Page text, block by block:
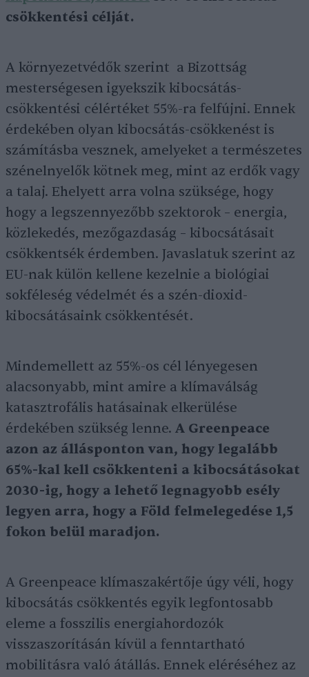
csökkentési célját.
A környezetvédők szerint a Bizottság
mesterségesen igyekszik kibocsátás-
csökkentési célértéket 55%-ra felfújni. Ennek
érdekében olyan kibocsátás-csökkenést is
számításba vesznek, amelyeket a természetes
szénelnyelők kötnek meg, mint az erdők vagy
a talaj. Ehelyett arra volna szüksége, hogy
hogy a legszennyezőbb szektorok – energia,
közlekedés, mezőgazdaság – kibocsátásait
csökkentsék érdemben. Javaslatuk szerint az
EU-nak külön kellene kezelnie a biológiai
sokféleség védelmét és a szén-dioxid-
kibocsátásaink csökkentését.
Mindemellett az 55%-os cél lényegesen
alacsonyabb, mint amire a klímaválság
katasztrofális hatásainak elkerülése
érdekében szükség lenne. A Greenpeace
azon az állásponton van, hogy legalább
65%-kal kell csökkenteni a kibocsátásokat
2030-ig, hogy a lehető legnagyobb esély
legyen arra, hogy a Föld felmelegedése 1,5
fokon belül maradjon.
A Greenpeace klímaszakértője úgy véli, hogy
kibocsátás csökkentés egyik legfontosabb
eleme a fosszilis energiahordozók
visszaszorításán kívül a fenntartható
mobilitásra való átállás. Ennek eléréséhez az